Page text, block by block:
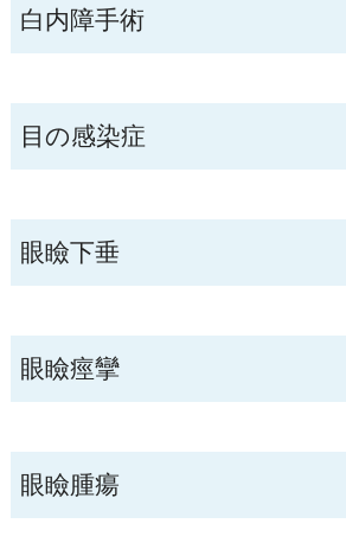
白内障手術
目の感染症
眼瞼下垂
眼瞼痙攣
眼瞼腫瘍